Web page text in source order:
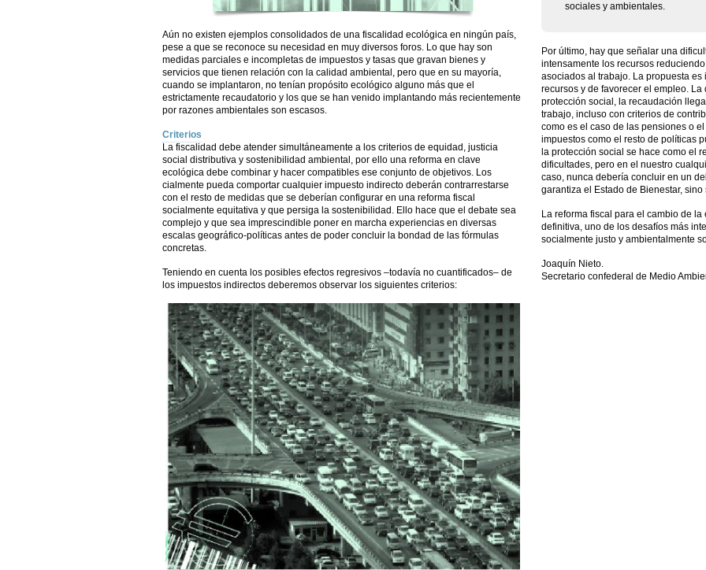
Aún no existen ejemplos consolidados de una fiscalidad ecológica en ningún país,
pese a que se reconoce su necesidad en muy diversos foros. Lo que hay son
medidas parciales e incompletas de impuestos y tasas que gravan bienes y
servicios que tienen relación con la calidad ambiental, pero que en su mayoría,
cuando se implantaron, no tenían propósito ecológico alguno más que el
estrictamente recaudatorio y los que se han venido implantando más recientemente
por razones ambientales son escasos.
Criterios
La fiscalidad debe atender simultáneamente a los criterios de equidad, justicia
social distributiva y sostenibilidad ambiental, por ello una reforma en clave
ecológica debe combinar y hacer compatibles ese conjunto de objetivos. Los
cialmente pueda comportar cualquier impuesto indirecto deberán contrarrestarse
con el resto de medidas que se deberían configurar en una reforma fiscal
socialmente equitativa y que persiga la sostenibilidad. Ello hace que el debate sea
complejo y que sea imprescindible poner en marcha experiencias en diversas
escalas geográfico-políticas antes de poder concluir la bondad de las fórmulas
concretas.
Teniendo en cuenta los posibles efectos regresivos –todavía no cuantificados– de
los impuestos indirectos deberemos observar los siguientes criterios:
sociales y ambientales.
Por último, hay que señalar una
intensamente los recursos
asociados al trabajo. La propuesta
recursos y de favorecer el empleo.
protección social, la recaudación
trabajo, incluso con criterios de
como es el caso de las pensiones o
impuestos como el resto de políticas
la protección social se hace como el
dificultades, pero en el nuestro
caso, nunca debería concluir en un
garantiza el Estado de Bienestar, sino
La reforma fiscal para el cambio de
definitiva, uno de los desafíos más
socialmente justo y ambientalmente
Joaquín Nieto.
Secretario confederal de Medio